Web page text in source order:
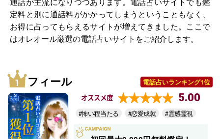
定料と別に通話料がかかってしまうということもなく、
お得に占ってもらえるサイトが増えてきました。ここで
はオレオール厳選の電話占いサイトをご紹介します。
フィール 電話占いランキング1位
オススメ度 5.00
#怖い程当たる #恋愛成就 #霊感霊視